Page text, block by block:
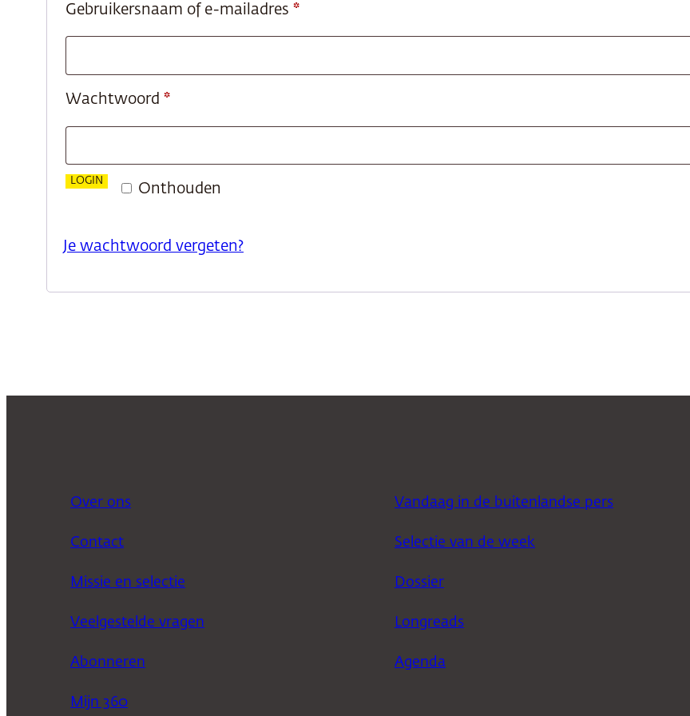
Gebruikersnaam of e-mailadres *Vereist
Wachtwoord *Vereist
Onthouden
LOGIN
Je wachtwoord vergeten?
Over ons
Contact
Missie en selectie
Veelgestelde vragen
Abonneren
Mijn 360
Vandaag in de buitenlandse pers
Selectie van de week
Dossier
Longreads
Agenda